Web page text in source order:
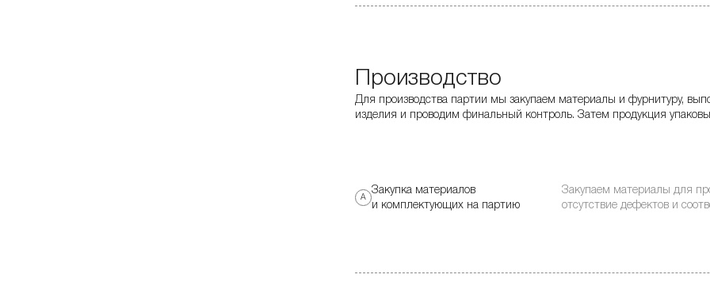
Производство
Для производства партии мы закупаем материалы и фурнитуру,
изделия и проводим финальный контроль. Затем продукция
А
Закупка материалов
и комплектующих на партию
Закупаем материалы для
отсутствие дефектов и